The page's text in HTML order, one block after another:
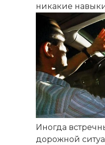
никакие
Иногда
дорожной